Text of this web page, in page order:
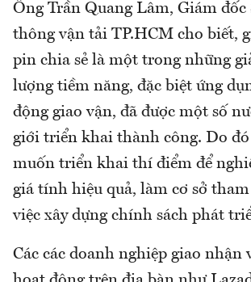
Ông Trần Quang Lâm, Giám đốc
thông vận tải TP.HCM cho biết,
pin chia sẻ là một trong những
lượng tiềm năng, đặc biệt ứng
động giao vận, đã được một số
giới triển khai thành công. Do
muốn triển khai thí điểm để
giá tính hiệu quả, làm cơ sở
việc xây dựng chính sách phát
Các các doanh nghiệp giao nhận